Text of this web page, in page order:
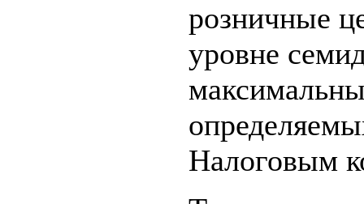
розничные
уровне
Налоговым